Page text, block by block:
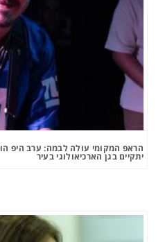
הראפ המקומי עולה לבמה: ערב היפ
יתקיים בגן הארכיאולוגי בעיר